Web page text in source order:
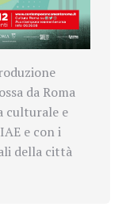
da Roma
culturale e
e con i
della città